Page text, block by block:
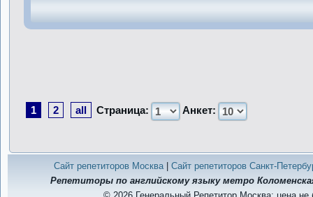
1 2 all Страница: Анкет:
Сайт репетиторов Москва| Сайт репетиторов Санкт-
Репетиторы по английскому языку метро